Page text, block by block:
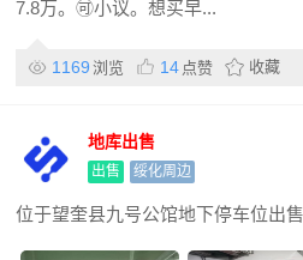
7.8万。🉑小议。想买早...
1169 浏览 14 点赞 收藏
地库出售
出售 绥化周边
位于望奎县九号公馆地下停车位出